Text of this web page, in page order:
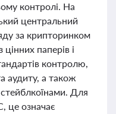
контролі. На
центральний
за крипторинком
паперів і
контролю,
аудиту, а також
Для
це означає